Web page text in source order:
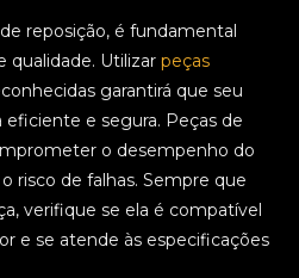
reposição, é fundamental
qualidade. Utilizar peças
garantirá que seu
e segura. Peças de
o desempenho do
risco de falhas. Sempre que
verifique se ela é compatível
e se atende às especificações